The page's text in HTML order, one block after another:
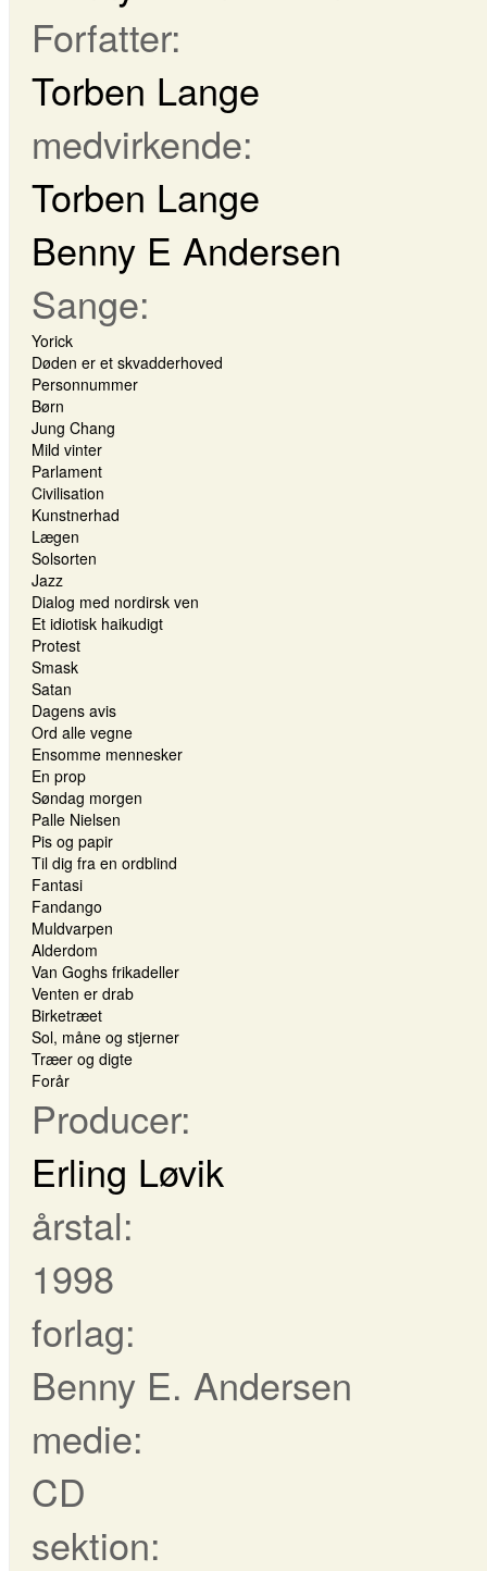
Forfatter:
Torben Lange
medvirkende:
Torben Lange
Benny E Andersen
Sange:
Yorick
Døden er et skvadderhoved
Personnummer
Børn
Jung Chang
Mild vinter
Parlament
Civilisation
Kunstnerhad
Lægen
Solsorten
Jazz
Dialog med nordirsk ven
Et idiotisk haikudigt
Protest
Smask
Satan
Dagens avis
Ord alle vegne
Ensomme mennesker
En prop
Søndag morgen
Palle Nielsen
Pis og papir
Til dig fra en ordblind
Fantasi
Fandango
Muldvarpen
Alderdom
Van Goghs frikadeller
Venten er drab
Birketræet
Sol, måne og stjerner
Træer og digte
Forår
Producer:
Erling Løvik
årstal:
1998
forlag:
Benny E. Andersen
medie:
CD
sektion: